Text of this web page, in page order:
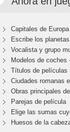
Capitales de
Escribe los
Vocalista y grupo
Modelos de
Títulos de películas
Ciudades romanas
Obras principales
Parejas de película
Elige las sumas
Huesos de la